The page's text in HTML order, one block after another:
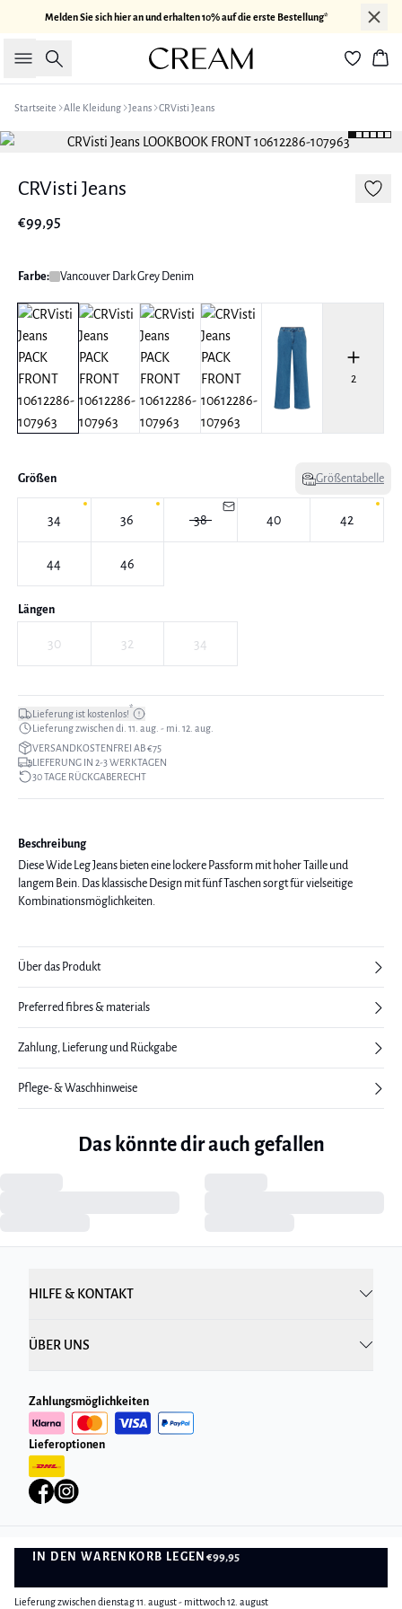
Melden Sie sich hier an und erhalten 10% auf die erste Bestellung*
Suche
Startseite Alle Kleidung Jeans CRVisti Jeans
CRVisti Jeans
€99,95
Farbe: Vancouver Dark Grey Denim
2
Größen Größentabelle
34 36 38 40 42
44 46
Längen
30 32 34
Lieferung ist kostenlos!*
Lieferung zwischen di. 11. aug. - mi. 12. aug.
VERSANDKOSTENFREI AB €75
LIEFERUNG IN 2-3 WERKTAGEN
30 TAGE RÜCKGABERECHT
IN DEN WARENKORB LEGEN €99,95
Lieferung zwischen dienstag 11. august - mittwoch 12. august
Beschreibung
Diese Wide Leg Jeans bieten eine lockere Passform mit hoher Taille und
langem Bein. Das klassische Design mit fünf Taschen sorgt für vielseitige
Kombinationsmöglichkeiten.
Über das Produkt
Preferred fibres & materials
Zahlung, Lieferung und Rückgabe
Pflege- & Waschhinweise
Das könnte dir auch gefallen
HILFE & KONTAKT
ÜBER UNS
Zahlungsmöglichkeiten
Lieferoptionen
Datenschutzrichtlinie Geschäftsbedingungen